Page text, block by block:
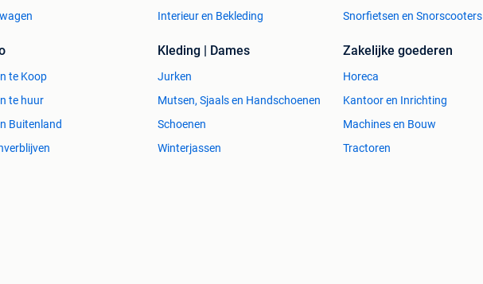
Interieur en Bekleding
Snorfietsen en Snorscooters
te Koop
te huur
Buitenland
Kleding | Dames
Jurken
Mutsen, Sjaals en Handschoenen
Schoenen
Winterjassen
Zakelijke goederen
Horeca
Kantoor en Inrichting
Machines en Bouw
Tractoren